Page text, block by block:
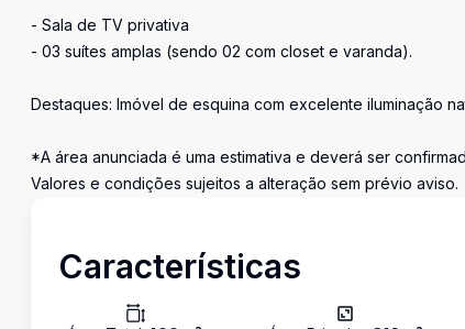
- Sala de TV privativa
- 03 suítes amplas (sendo 02 com closet e varanda).
Destaques: Imóvel de esquina com excelente iluminação
*A área anunciada é uma estimativa e deverá ser
Valores e condições sujeitos a alteração sem prévio aviso.
Características